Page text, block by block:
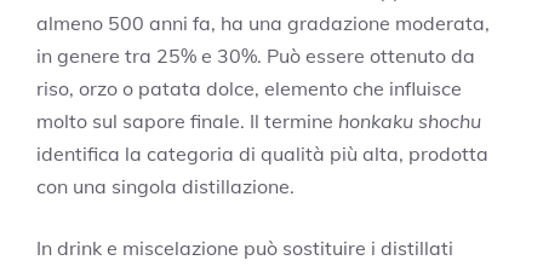
almeno 500 anni fa, ha una gradazione moderata,
in genere tra 25% e 30%. Può essere ottenuto da
riso, orzo o patata dolce, elemento che influisce
molto sul sapore finale. Il termine honkaku shochu
identifica la categoria di qualità più alta, prodotta
con una singola distillazione.
In drink e miscelazione può sostituire i distillati